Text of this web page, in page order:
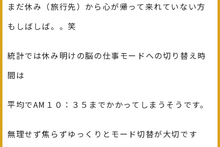
まだ休み（旅行先）から心が帰って来れていない方
もしばしば。。笑
統計では休み明けの脳の仕事モードへの切り替え時
間は
平均でAM１０：３５までかかってしまうそうです。
無理せず焦らずゆっくりとモード切替が大切です